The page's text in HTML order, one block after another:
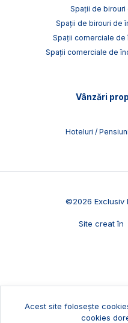
Spații de birouri
Spații de birouri de
Spații comerciale de
Spații comerciale de
Vânzări
Hoteluri /
©2026 Exclusiv
Site creat în
Acest site folosește
cookies